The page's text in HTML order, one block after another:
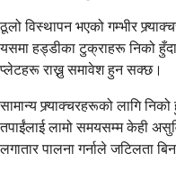
ठूलो विस्थापन भएको गम्भीर
यसमा हड्डीका टुक्राहरू निको
प्लेटहरू राख्नु समावेश हुन सक्छ।
सामान्य फ्र्याक्चरहरूको लागि
तपाईंलाई लामो समयसम्म केही
लगातार पालना गर्नाले जटिलता